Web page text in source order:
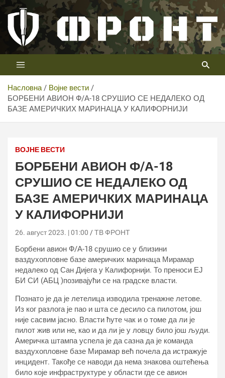
Скип
цонтент
Телевизија ФРОНТ
Први војни канал у Србији
Насловна
Војне вести
БОРБЕНИ АВИОН Ф/А-18 СРУШИО СЕ НЕДАЛЕКО ОД
БАЗЕ АМЕРИЧКИХ МАРИНАЦА У КАЛИФОРНИЈИ
ВОЈНЕ ВЕСТИ
БОРБЕНИ АВИОН Ф/А-18
СРУШИО СЕ НЕДАЛЕКО ОД
БАЗЕ АМЕРИЧКИХ МАРИНАЦА
У КАЛИФОРНИЈИ
26. август 2023. | 01:00 ТВ ФРОНТ
Борбени авион Ф/А-18 срушио се у близини
ваздухопловне базе америчких маринаца Мирамар
недалеко од Сан Дијега у Калифорнији. То преноси ЕЈ
БИ СИ (АБЦ )позивајући се на градске власти.
Познато је да је летелица изводила тренажне летове.
Из ког разлога је пао и шта се десило са пилотом, још
није сасвим јасно. Власти ћуте чак и о томе да ли је
пилот жив или не, као и да ли је у ловцу било још људи.
Америчка штампа успела је да сазна да је команда
ваздухопловне базе Мирамар већ почела да истражује
инцидент. Такође се наводи да нема знакова оштећења
било које инфраструктуре у области где се авион